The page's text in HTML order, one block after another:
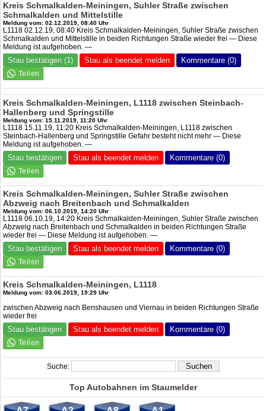
Kreis Schmalkalden-Meiningen, Suhler Straße zwischen
Schmalkalden und Mittelstille
Meldung vom: 02.12.2019, 08:40 Uhr
L1118 02.12.19, 08:40 Kreis Schmalkalden-Meiningen, Suhler Straße zwischen
Schmalkalden und Mittelstille in beiden Richtungen Straße wieder frei — Diese
Meldung ist aufgehoben. —
Stau bestätigen (1) Stau als beendet melden Kommentare (0)
Kreis Schmalkalden-Meiningen, L1118 zwischen Steinbach-
Hallenberg und Springstille
Meldung vom: 15.11.2019, 11:20 Uhr
L1118 15.11.19, 11:20 Kreis Schmalkalden-Meiningen, L1118 zwischen
Steinbach-Hallenberg und Springstille Gefahr besteht nicht mehr — Diese
Meldung ist aufgehoben. —
Stau bestätigen Stau als beendet melden Kommentare (0)
Kreis Schmalkalden-Meiningen, Suhler Straße zwischen
Abzweig nach Breitenbach und Schmalkalden
Meldung vom: 06.10.2019, 14:20 Uhr
L1118 06.10.19, 14:20 Kreis Schmalkalden-Meiningen, Suhler Straße zwischen
Abzweig nach Breitenbach und Schmalkalden in beiden Richtungen Straße
wieder frei — Diese Meldung ist aufgehoben. —
Stau bestätigen Stau als beendet melden Kommentare (0)
Kreis Schmalkalden-Meiningen, L1118
Meldung vom: 03.06.2019, 19:29 Uhr
zwischen Abzweig nach Benshausen und Viernau in beiden Richtungen Straße
wieder frei
Stau bestätigen Stau als beendet melden Kommentare (0)
Suche:
Top Autobahnen im Staumelder